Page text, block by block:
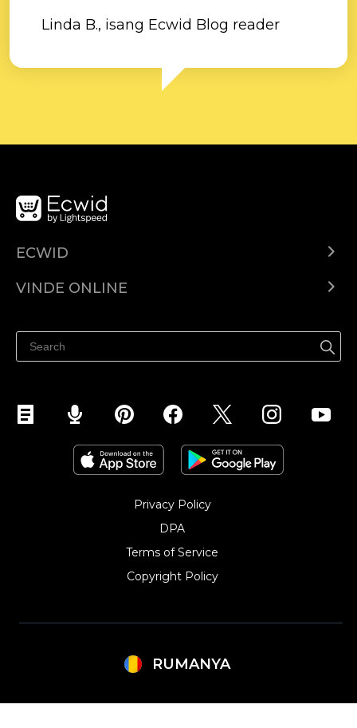
Linda B., isang Ecwid Blog reader
ECWID
Prețuri
VINDE ONLINE
Vinde pe Facebook
Vinde pe Instagram
Privacy Policy
DPA
Terms of Service
Copyright Policy‎
RUMANYA